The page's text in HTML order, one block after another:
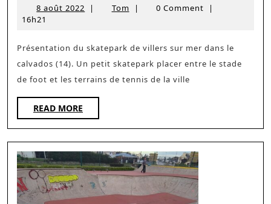
8 août 2022 | TomTom
| 0 Comment
|
16h21
Présentation du skatepark de villers sur mer dans le
calvados (14). Un petit skatepark placer entre le stade
de foot et les terrains de tennis de la ville
READ MORE
MORE